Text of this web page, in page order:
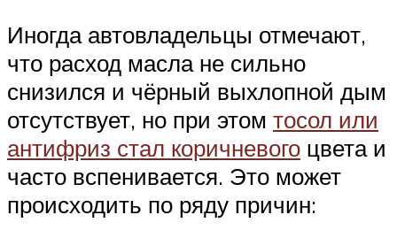
Иногда автовладельцы отмечают,
что расход масла не сильно
снизился и чёрный выхлопной дым
отсутствует, но при этом тосол или
антифриз стал коричневого цвета и
часто вспенивается. Это может
происходить по ряду причин: